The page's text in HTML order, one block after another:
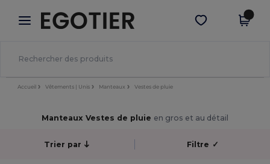
× Appli Egotier
Meilleurs prix sur l’app !
Obtenir l'appli
Accueil Vêtements | Unis Manteaux Vestes de pluie
Manteaux Vestes de pluie en gros et au détail
Trier par Filtre ✓